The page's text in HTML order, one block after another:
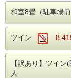
​■
・
※
営
い
い
（
<ご
和
<駐
駐
ン
す
​■チ
※夕
・
ェ
和室8畳（駐車場
ツイン
【訳あり】ツイ
人